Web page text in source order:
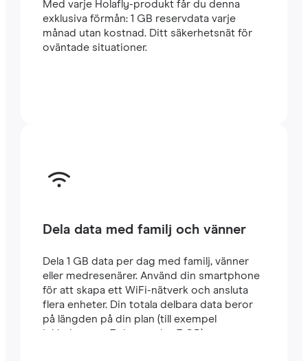
Med varje Holafly-produkt får du denna
exklusiva förmån: 1 GB reservdata varje
månad utan kostnad. Ditt säkerhetsnät för
oväntade situationer.
Dela data med familj och vänner
Dela 1 GB data per dag med familj, vänner
eller medresenärer. Använd din smartphone
för att skapa ett WiFi-nätverk och ansluta
flera enheter. Din totala delbara data beror
på längden på din plan (till exempel
inkluderar en 7-dagarsplan 7 GB).